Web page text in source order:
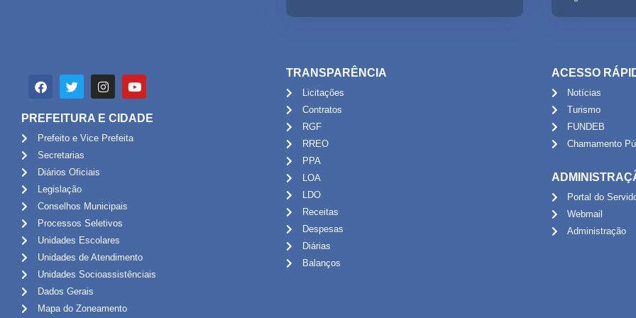
PREFEITURA E CIDADE
Prefeito e Vice Prefeita
Secretarias
Diários Oficiais
Legislação
Conselhos Municipais
Processos Seletivos
Unidades Escolares
Unidades de Atendimento
Unidades Socioassistênciais
Dados Gerais
Mapa do Zoneamento
TRANSPARÊNCIA
Licitações
Contratos
RGF
RREO
PPA
LOA
LDO
Receitas
Despesas
Diárias
Balanços
ACESSO
Notícias
Turismo
FUNDEB
Chamamento
Portal do
Webmail
Administração